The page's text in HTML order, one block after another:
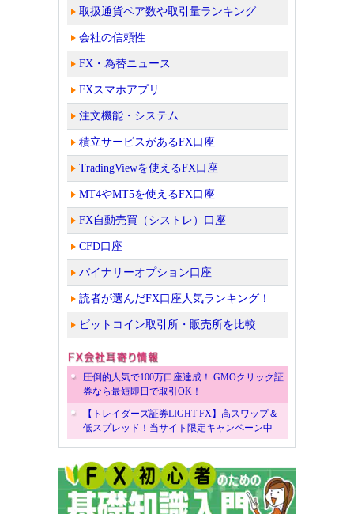
取扱通貨ペア数や取引量ランキング
会社の信頼性
FX・為替ニュース
FXスマホアプリ
注文機能・システム
積立サービスがあるFX口座
TradingViewを使えるFX口座
MT4やMT5を使えるFX口座
FX自動売買（シストレ）口座
CFD口座
バイナリーオプション口座
読者が選んだFX口座人気ランキング！
ビットコイン取引所・販売所を比較
圧倒的人気で100万口座達成！ GMOクリック証
券なら最短即日で取引OK！
【トレイダーズ証券LIGHT FX】高スワップ＆
低スプレッド！当サイト限定キャンペーン中